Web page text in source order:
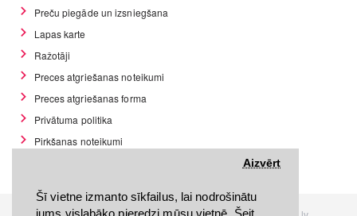
Šī vietne izmanto sīkfailus, lai nodrošinātu
Aizvērt
Preču piegāde un izsniegšana
Lapas karte
Ražotāji
Preces atgriešanas noteikumi
Preces atgriešanas forma
Privātuma politika
Pirkšanas noteikumi